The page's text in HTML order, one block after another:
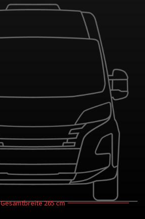
Gesamtbreite265 cm